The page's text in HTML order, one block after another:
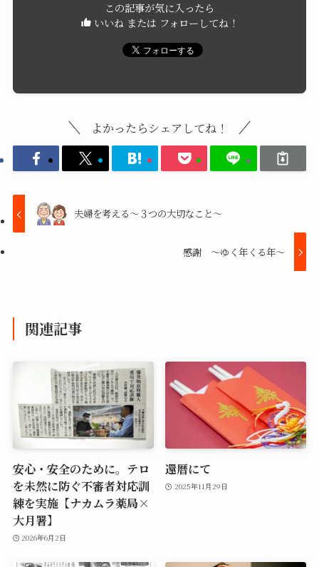
この記事が気に入ったら
いいね または フォローしてね！
よかったらシェアしてね！
夫婦を考える～３つの大切なこと～
感謝 ～ゆく年くる年～
関連記事
安心・安全のために。テロ
を未然に防ぐ不審者対応訓
練を実施【ナカムラ薬局×
大月署】
2026年6月2日
還暦にて
2025年11月29日